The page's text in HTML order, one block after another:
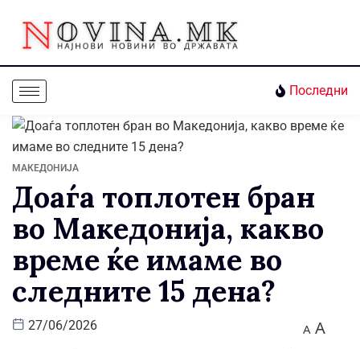
Последни
МАКЕДОНИЈА
Доаѓа топлотен бран
во Македонија, какво
време ќе имаме во
следните 15 дена?
27/06/2026 A A